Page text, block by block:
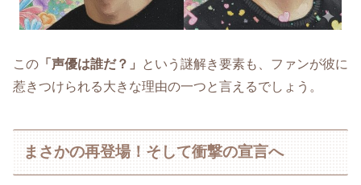
この 「声優は誰だ？」
という謎解き要素も、ファンが彼に
惹きつけられる大きな理由の一つと言えるでしょう。
まさかの再登場！そして衝撃の宣言へ